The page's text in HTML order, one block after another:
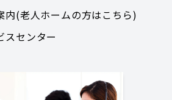
内(老人ホームの方はこちら)
スセンター